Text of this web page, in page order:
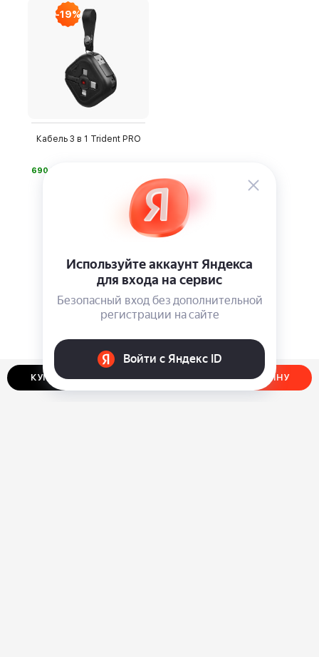
КУПИТЬ В ОДИН КЛИК ДОБАВИТЬ В КОРЗИНУ
-19%
Кабель 3 в 1 Trident PRO
690